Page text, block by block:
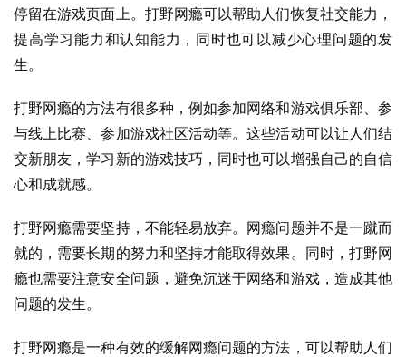
停留在游戏页面上。打野网瘾可以帮助人们恢复社交能力，
提高学习能力和认知能力，同时也可以减少心理问题的发
生。
打野网瘾的方法有很多种，例如参加网络和游戏俱乐部、参
与线上比赛、参加游戏社区活动等。这些活动可以让人们结
交新朋友，学习新的游戏技巧，同时也可以增强自己的自信
心和成就感。
打野网瘾需要坚持，不能轻易放弃。网瘾问题并不是一蹴而
就的，需要长期的努力和坚持才能取得效果。同时，打野网
瘾也需要注意安全问题，避免沉迷于网络和游戏，造成其他
问题的发生。
打野网瘾是一种有效的缓解网瘾问题的方法，可以帮助人们